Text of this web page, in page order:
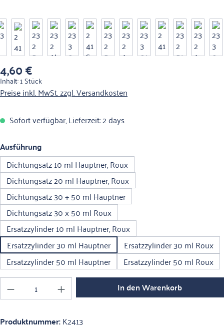
Regulärer Preis:
4,60 €
Inhalt:1 Stück
Preise inkl. MwSt. zzgl. Versandkosten
Sofort verfügbar, Lieferzeit: 2 days
Ausführungauswählen
Dichtungsatz 10 ml Hauptner, Roux
Dichtungsatz 20 ml Hauptner, Roux
Dichtungsatz 30 + 50 ml Hauptner
Dichtungsatz 30 x 50 ml Roux
Ersatzzylinder 10 ml Hauptner, Roux
Ersatzzylinder 30 ml Hauptner
Ersatzzylinder 30 ml Roux
Ersatzzylinder 50 ml Hauptner
Ersatzzylinder 50 ml Roux
Produkt Anzahl: Gib den gewünschten Wert
In den Warenkorb
Produktnummer:K2413